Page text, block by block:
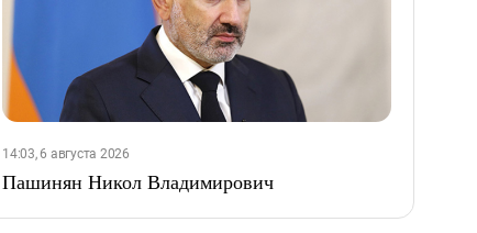
14:03, 6 августа 2026
Пашинян Никол Владимирович